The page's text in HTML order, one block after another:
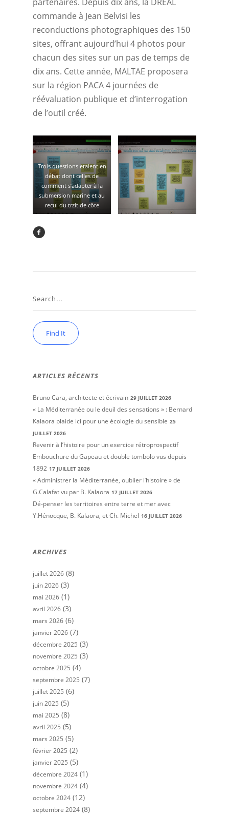
commande à Jean Belvisi les
reconductions photographiques des 150
sites, offrant aujourd’hui 4 photos pour
chacun des sites sur un pas de temps de
dix ans. Cette année, MALTAE proposera
sur la région PACA 4 journées de
réévaluation publique et d’interrogation
de l’outil créé.
Trois questions etaient en
débat dont celles de
comment s’adapter à la
submersion marine et au
recul du trzit de côte
ARTICLES RÉCENTS
Bruno Cara, architecte et écrivain 29 JUILLET 2026
« La Méditerranée ou le deuil des sensations » : Bernard
Kalaora plaide ici pour une écologie du sensible 25
JUILLET 2026
Revenir à l’histoire pour un exercice rétroprospectif
Embouchure du Gapeau et double tombolo vus depuis
1892 17 JUILLET 2026
« Administrer la Méditerranée, oublier l’histoire » de
G.Calafat vu par B. Kalaora 17 JUILLET 2026
Dé-penser les territoires entre terre et mer avec
Y.Hénocque, B. Kalaora, et Ch. Michel 16 JUILLET 2026
ARCHIVES
juillet 2026 (8)
juin 2026 (3)
mai 2026 (1)
avril 2026 (3)
mars 2026 (6)
janvier 2026 (7)
décembre 2025 (3)
novembre 2025 (3)
octobre 2025 (4)
septembre 2025 (7)
juillet 2025 (6)
juin 2025 (5)
mai 2025 (8)
avril 2025 (5)
mars 2025 (5)
février 2025 (2)
janvier 2025 (5)
décembre 2024 (1)
novembre 2024 (4)
octobre 2024 (12)
septembre 2024 (8)